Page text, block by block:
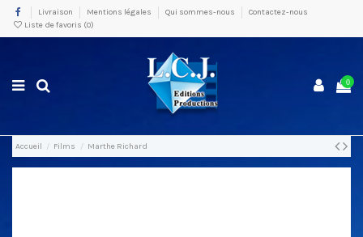
Livraison Mentions légales Qui sommes-nous
Contactez-nous
Liste de favoris (0)
0
Accueil Films Marthe Richard